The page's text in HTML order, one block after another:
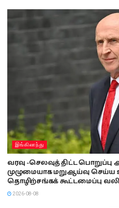
இங்கிலாந்து
வரவு -செலவுத் திட்ட
முழுமையாக மறுஆய்வு செய்ய
தொழிற்சங்கக் கூட்டமைப்பு
2026-08-08